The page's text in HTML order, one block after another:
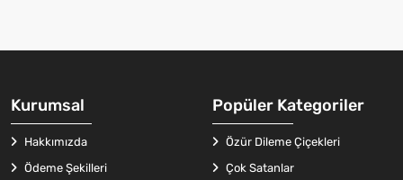
Kurumsal
Hakkımızda
Ödeme Şekilleri
Popüler Kategoriler
Özür Dileme Çiçekleri
Çok Satanlar